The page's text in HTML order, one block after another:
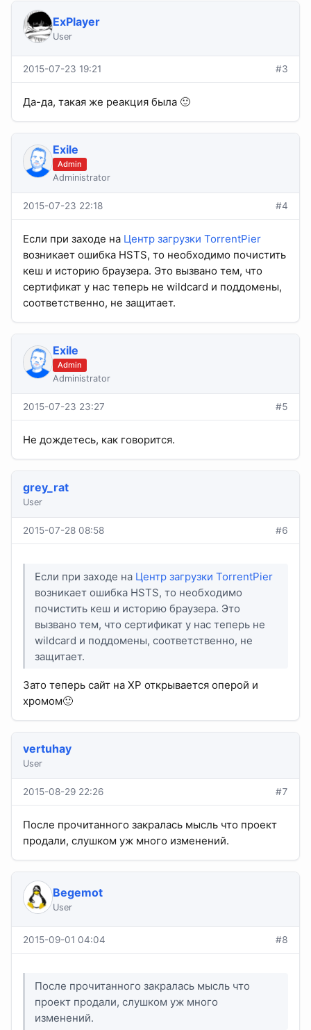
ExPlayer
User
2015-07-23 19:21 #3
Да-да, такая же реакция была 🙂
Exile
Admin
Administrator
2015-07-23 22:18 #4
Если при заходе на Центр загрузки TorrentPier
возникает ошибка HSTS, то необходимо почистить
кеш и историю браузера. Это вызвано тем, что
сертификат у нас теперь не wildcard и поддомены,
соответственно, не защитает.
Exile
Admin
Administrator
2015-07-23 23:27 #5
Не дождетесь, как говорится.
grey_rat
User
2015-07-28 08:58 #6
Если при заходе на Центр загрузки TorrentPier
возникает ошибка HSTS, то необходимо
почистить кеш и историю браузера. Это
вызвано тем, что сертификат у нас теперь не
wildcard и поддомены, соответственно, не
защитает.
Зато теперь сайт на XP открывается оперой и
хромом🙂
vertuhay
User
2015-08-29 22:26 #7
После прочитанного закралась мысль что проект
продали, слушком уж много изменений.
Begemot
User
2015-09-01 04:04 #8
После прочитанного закралась мысль что
проект продали, слушком уж много
изменений.